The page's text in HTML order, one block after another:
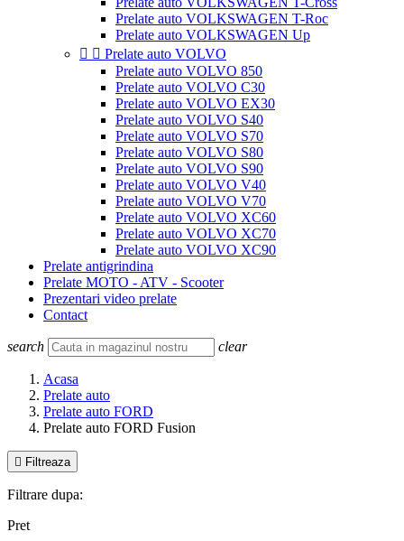
Prelate auto VOLKSWAGEN T-Roc
Prelate auto VOLKSWAGEN Up
  Prelate auto VOLVO
Prelate auto VOLVO 850
Prelate auto VOLVO C30
Prelate auto VOLVO EX30
Prelate auto VOLVO S40
Prelate auto VOLVO S70
Prelate auto VOLVO S80
Prelate auto VOLVO S90
Prelate auto VOLVO V40
Prelate auto VOLVO V70
Prelate auto VOLVO XC60
Prelate auto VOLVO XC70
Prelate auto VOLVO XC90
Prelate antigrindina
Prelate MOTO - ATV - Scooter
Prezentari video prelate
Contact
search clear
Acasa
Prelate auto
Prelate auto FORD
Prelate auto FORD Fusion
 Filtreaza
Filtrare dupa:
Pret